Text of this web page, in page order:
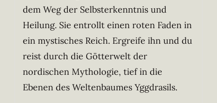
dem Weg der Selbsterkenntnis und
Heilung. Sie entrollt einen roten Faden in
ein mystisches Reich. Ergreife ihn und du
reist durch die Götterwelt der
nordischen Mythologie, tief in die
Ebenen des Weltenbaumes Yggdrasils.